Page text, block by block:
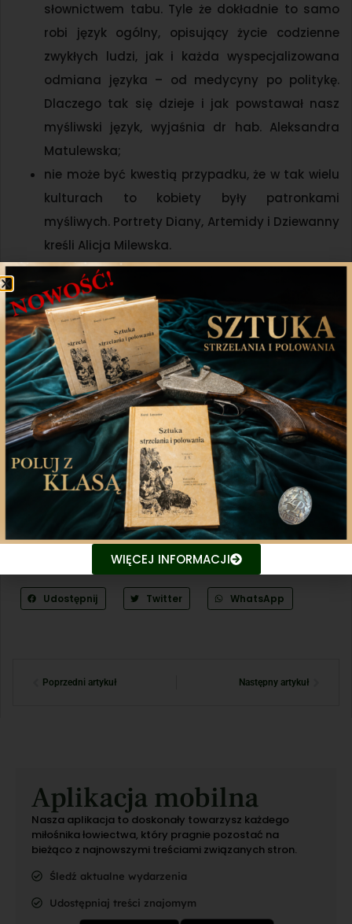
słownictwem tabu. Tyle że dokładnie to samo
robi język ogólny, opisujący życie codzienne
zwykłych ludzi, jak i każda wyspecjalizowana
odmiana języka – od medycyny po politykę.
Dlaczego tak się dzieje i jak powstawał nasz
myśliwski język, wyjaśnia dr hab. Aleksandra
Matulewska;
nie może być kwestią przypadku, że w tak wielu
kulturach to kobiety były patronkami
myśliwych. Portrety Diany, Artemidy i Dziewanny
kreśli Alicja Milewska.
Zdawać by się mogło, że wilk jako drapieżnik
szczytowy nie ma w naturze wrogów. Prawda
jest całkiem inna! Zdarza się, że wilkowi
zagrażają znacznie mniejsze od niego
organizmy. Wszystko na ten temat wie dr
Joanna Harmuszkiewicz;
jakie smakowitości proponują nasi kulinarni
eksperci? Joanna Maślak podaje przepis na
flaczki z jelenia, a Tomasz Michalski na kiełbasę
krakowską.
Zapraszamy do lektury!
Redakcja
Udostępnij Twitter WhatsApp
Poprzedni artykuł Następny artykuł
Aplikacja mobilna
Nasza aplikacja to doskonały towarzysz każdego
miłośnika łowiectwa, który pragnie pozostać na
bieżąco z najnowszymi treściami związanych stron.
Śledź aktualne wydarzenia
Udostępniaj treści znajomym
WIĘCEJ INFORMACJI